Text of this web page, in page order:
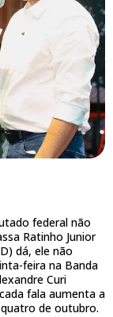
federal não
Ratinho Junior
dá, ele não
feira na Banda
Curi
fala aumenta a
de outubro.